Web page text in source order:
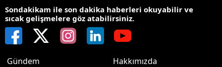
Sondakikam ile son dakika haberleri okuyabilir ve
sıcak gelişmelere göz atabilirsiniz.
Gündem
Hakkımızda